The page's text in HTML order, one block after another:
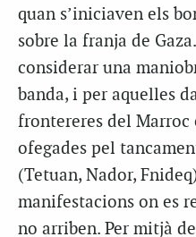
quan s’iniciaven els
sobre la franja de
considerar una
banda, i per aquelles
frontereres del Marroc
ofegades pel
(Tetuan, Nador,
manifestacions on es
no arriben. Per mitjà